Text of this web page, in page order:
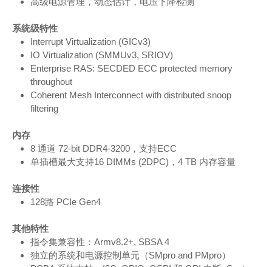
系统级特性
Interrupt Virtualization (GICv3)
IO Virtualization (SMMUv3, SRIOV)
Enterprise RAS: SECDED ECC protected memory
throughout
Coherent Mesh Interconnect with distributed snoop
filtering
内存
8 通道 72-bit DDR4-3200，支持ECC
单插槽最大支持16 DIMMs (2DPC)，4 TB 内存容量
连接性
128路 PCIe Gen4
其他特性
指令集兼容性：Armv8.2+, SBSA 4
独立的系统和电源控制单元（SMpro and PMpro）